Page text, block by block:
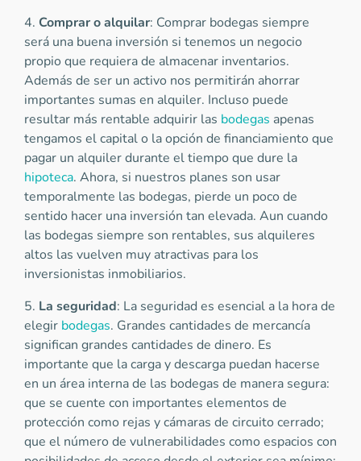
4. Comprar o alquilar: Comprar bodegas siempre
será una buena inversión si tenemos un negocio
propio que requiera de almacenar inventarios.
Además de ser un activo nos permitirán ahorrar
importantes sumas en alquiler. Incluso puede
resultar más rentable adquirir las bodegas apenas
tengamos el capital o la opción de financiamiento que
pagar un alquiler durante el tiempo que dure la
hipoteca. Ahora, si nuestros planes son usar
temporalmente las bodegas, pierde un poco de
sentido hacer una inversión tan elevada. Aun cuando
las bodegas siempre son rentables, sus alquileres
altos las vuelven muy atractivas para los
inversionistas inmobiliarios.
5. La seguridad: La seguridad es esencial a la hora de
elegir bodegas. Grandes cantidades de mercancía
significan grandes cantidades de dinero. Es
importante que la carga y descarga puedan hacerse
en un área interna de las bodegas de manera segura:
que se cuente con importantes elementos de
protección como rejas y cámaras de circuito cerrado;
que el número de vulnerabilidades como espacios con